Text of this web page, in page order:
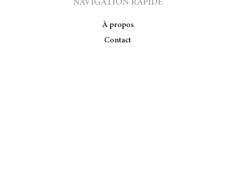
NAVIGATION RAPIDE
À propos
Contact